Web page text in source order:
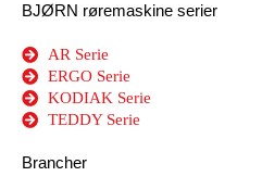
BJØRN røremaskine serier
AR Serie
ERGO Serie
KODIAK Serie
TEDDY Serie
Brancher